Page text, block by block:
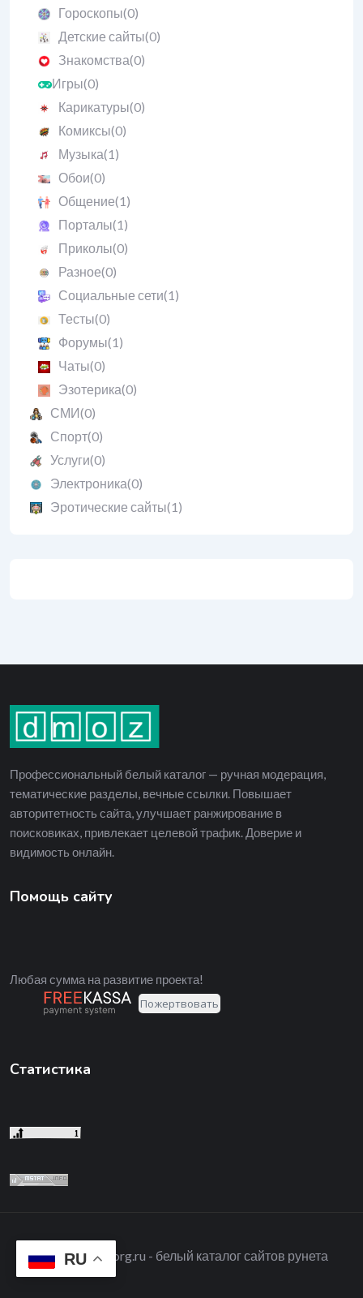
Гороскопы(0)
Детские сайты(0)
Знакомства(0)
Игры(0)
Карикатуры(0)
Комиксы(0)
Музыка(1)
Обои(0)
Общение(1)
Порталы(1)
Приколы(0)
Разное(0)
Социальные сети(1)
Тесты(0)
Форумы(1)
Чаты(0)
Эзотерика(0)
СМИ(0)
Спорт(0)
Услуги(0)
Электроника(0)
Эротические сайты(1)
Профессиональный белый каталог — ручная модерация,
тематические разделы, вечные ссылки. Повышает
авторитетность сайта, улучшает ранжирование в
поисковиках, привлекает целевой трафик. Доверие и
видимость онлайн.
Помощь сайту
Любая сумма на развитие проекта!
Статистика
2026© dmoz.org.ru - белый каталог сайтов рунета
RU